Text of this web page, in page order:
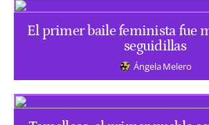
El primer baile feminista fue
seguidillas
Ángela Melero